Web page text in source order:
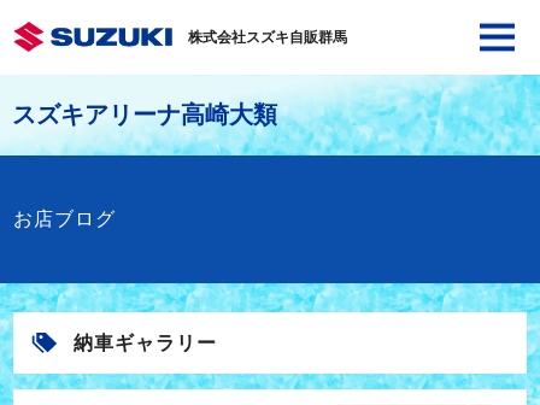
株式会社スズキ自販群馬
スズキアリーナ高崎大類
お店ブログ
納車ギャラリー